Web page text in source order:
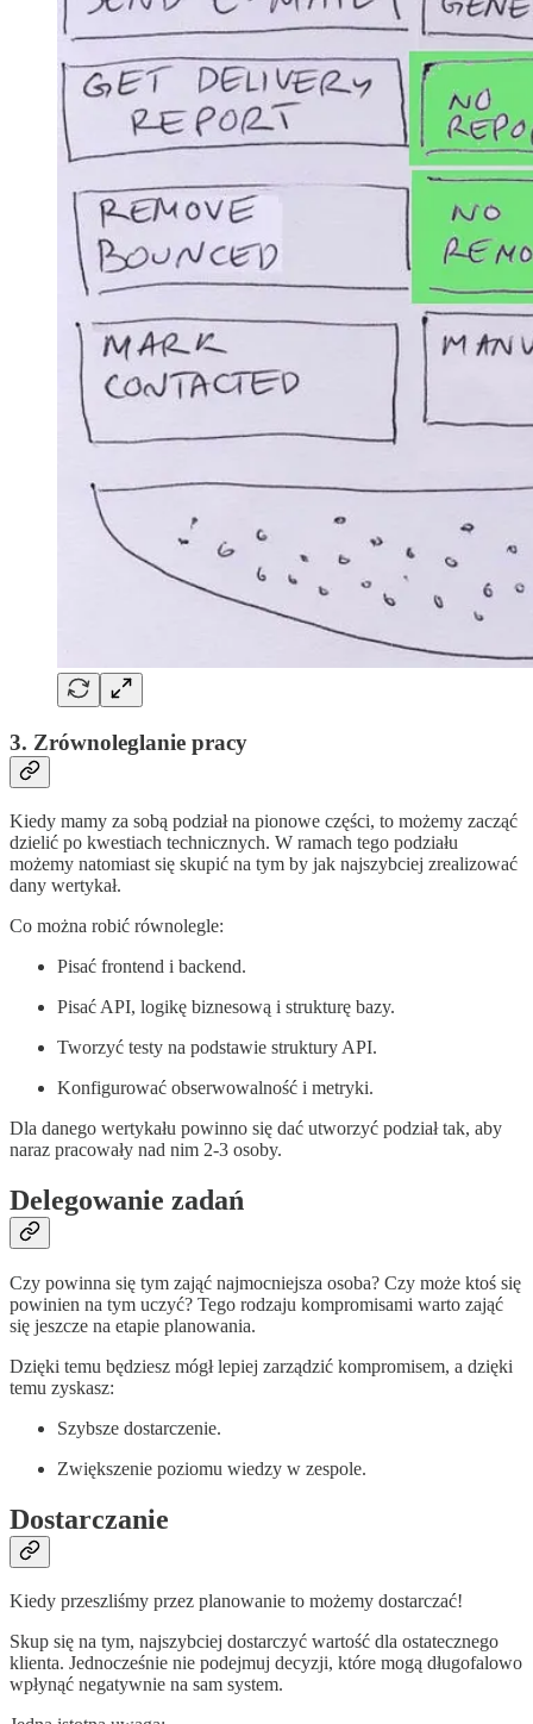
3. Zrównoleglanie pracy
Kiedy mamy za sobą podział na pionowe części, to możemy zacząć
dzielić po kwestiach technicznych. W ramach tego podziału
możemy natomiast się skupić na tym by jak najszybciej zrealizować
dany wertykał.
Co można robić równolegle:
Pisać frontend i backend.
Pisać API, logikę biznesową i strukturę bazy.
Tworzyć testy na podstawie struktury API.
Konfigurować obserwowalność i metryki.
Dla danego wertykału powinno się dać utworzyć podział tak, aby
naraz pracowały nad nim 2-3 osoby.
Delegowanie zadań
Czy powinna się tym zająć najmocniejsza osoba? Czy może ktoś się
powinien na tym uczyć? Tego rodzaju kompromisami warto zająć
się jeszcze na etapie planowania.
Dzięki temu będziesz mógł lepiej zarządzić kompromisem, a dzięki
temu zyskasz:
Szybsze dostarczenie.
Zwiększenie poziomu wiedzy w zespole.
Dostarczanie
Kiedy przeszliśmy przez planowanie to możemy dostarczać!
Skup się na tym, najszybciej dostarczyć wartość dla ostatecznego
klienta. Jednocześnie nie podejmuj decyzji, które mogą długofalowo
wpłynąć negatywnie na sam system.